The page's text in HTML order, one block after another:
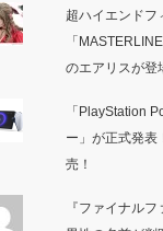
超ハイエンドフ
「
のエアリスが登
「PlayStation
ー」が正式発表
売！
『ファイナル